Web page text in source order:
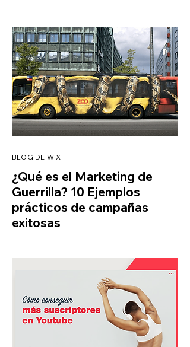
BLOG DE WIX
¿Qué es el Marketing de
Guerrilla? 10 Ejemplos
prácticos de campañas
exitosas